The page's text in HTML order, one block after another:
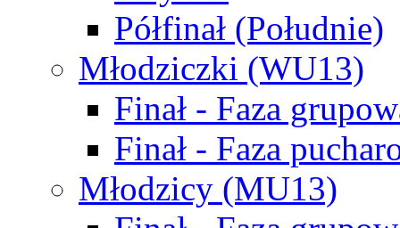
Półfinał (Południe)
Młodziczki (WU13)
Finał - Faza
Finał - Faza
Młodzicy (MU13)